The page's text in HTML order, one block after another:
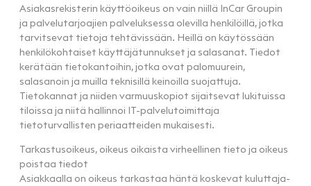
Asiakasrekisterin käyttöoikeus on vain niillä InCar Groupin
ja palvelutarjoajien palveluksessa olevilla henkilöillä, jotka
tarvitsevat tietoja tehtävissään. Heillä on käytössään
henkilökohtaiset käyttäjätunnukset ja salasanat. Tiedot
kerätään tietokantoihin, jotka ovat palomuurein,
salasanoin ja muilla teknisillä keinoilla suojattuja.
Tietokannat ja niiden varmuuskopiot sijaitsevat lukituissa
tiloissa ja niitä hallinnoi IT-palvelutoimittaja
tietoturvallisten periaatteiden mukaisesti.
Tarkastusoikeus, oikeus oikaista virheellinen tieto ja oikeus
poistaa tiedot
Asiakkaalla on oikeus tarkastaa häntä koskevat kuluttaja-